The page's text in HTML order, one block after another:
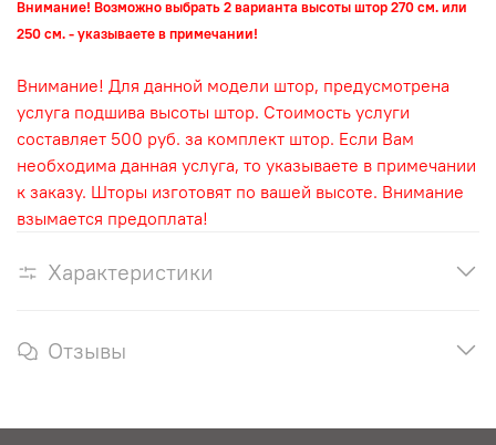
Внимание! Возможно выбрать 2 варианта высоты штор 270 см. или
250 см. - указываете в примечании!
Внимание! Для данной модели штор, предусмотрена
услуга подшива высоты штор. Стоимость услуги
составляет 500 руб. за комплект штор. Если Вам
необходима данная услуга, то указываете в примечании
к заказу. Шторы изготовят по вашей высоте. Внимание
взымается предоплата!
Характеристики
Отзывы